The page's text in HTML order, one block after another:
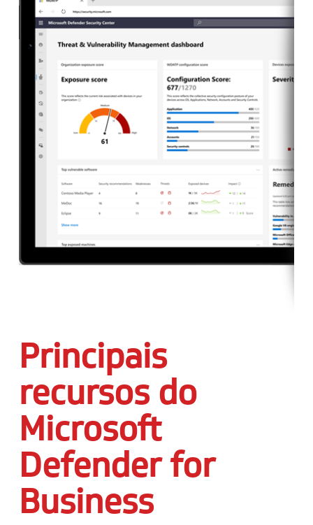
Principais
recursos do
Microsoft
Defender for
Business